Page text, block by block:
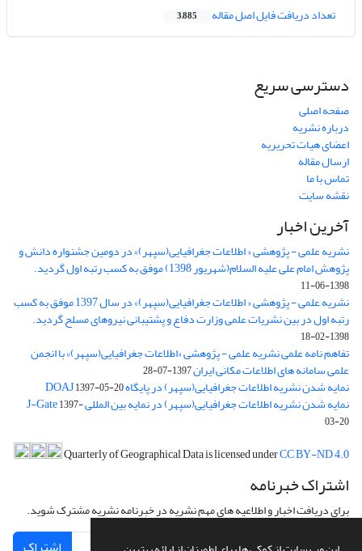
تعداد دریافت فایل اصل مقاله 3,885
دسترسی سریع
صفحه اصلی
درباره نشریه
اعضای هیات تحریریه
ارسال مقاله
تماس با ما
نقشه سایت
آخرین اخبار
نشریه علمی - پژوهشی « اطلاعات جغرافیایی(سپهر)» در دومین جشنواره دانش و
پژوهش امام علی علیه السلام(شهریور 1398) موفق به کسب رتبه اول گردید.
1398-06-11
نشریه علمی - پژوهشی « اطلاعات جغرافیایی(سپهر)» در سال 1397 موفق به کسب
رتبه اول در بین نشریات علمی وزارت دفاع و پشتیبانی نیروهای مسلح گردید.
1398-02-18
تفاهم نامه علمی نشریه علمی - پژوهشی «اطلاعات جغرافیایی(سپهر)» با انجمن
علمی سامانه های اطلاعات مکانی ایران1397-07-28
نمایه شدن نشریه اطلاعات جغرافیایی(سپهر) در پایگاه DOAJ1397-05-20
نمایه شدن نشریه اطلاعات جغرافیایی(سپهر) در نمایه بین المللی J-Gate1397-
03-20
Quarterly of Geographical Data is licensed underCC BY-ND 4.0
اشتراک خبرنامه
برای دریافت اخبار و اطلاعیه های مهم نشریه در خبرنامه نشریه مشترک شوید.